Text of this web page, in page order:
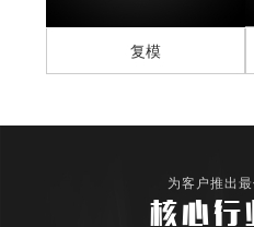
复模
为客户推出
核心行